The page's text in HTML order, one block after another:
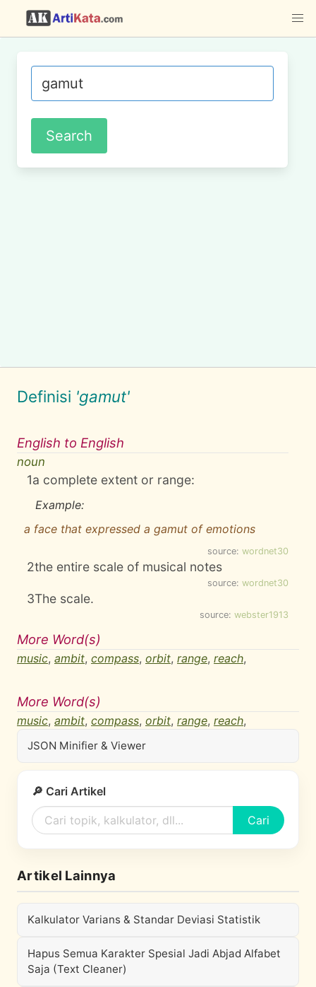
Definisi 'gamut'
English to English
noun
1a complete extent or range:
Example:
a face that expressed a gamut of emotions
source: wordnet30
2the entire scale of musical notes
source: wordnet30
3The scale.
source: webster1913
More Word(s)
music, ambit, compass, orbit, range, reach,
More Word(s)
music, ambit, compass, orbit, range, reach,
JSON Minifier & Viewer
🔎 Cari Artikel
Cari
Artikel Lainnya
Kalkulator Varians & Standar Deviasi Statistik
Hapus Semua Karakter Spesial Jadi Abjad Alfabet
Saja (Text Cleaner)